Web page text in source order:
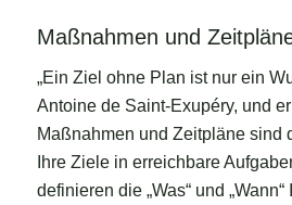
Maßnahmen und
„Ein Ziel ohne Plan ist nur ein
Antoine de Saint-Exupéry, und
Maßnahmen und Zeitpläne sind
Ihre Ziele in erreichbare
definieren die „Was“ und